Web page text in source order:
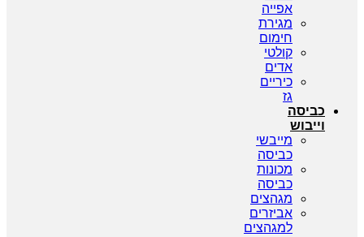
אפייה
מגירת
חימום
קולטי
אדים
כיריים
גז
כביסה
וייבוש
מייבשי
כביסה
מכונות
כביסה
מגהצים
אביזרים
למגהצים